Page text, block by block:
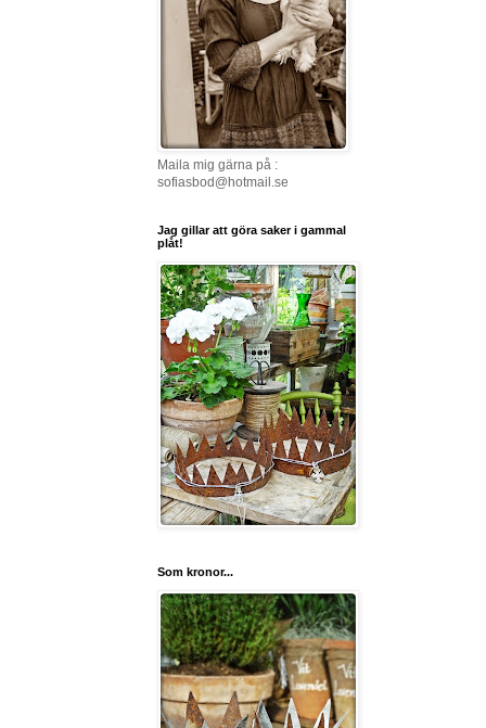
Maila mig gärna på :
sofiasbod@hotmail.se
Jag gillar att göra saker i gammal
plåt!
Som kronor...